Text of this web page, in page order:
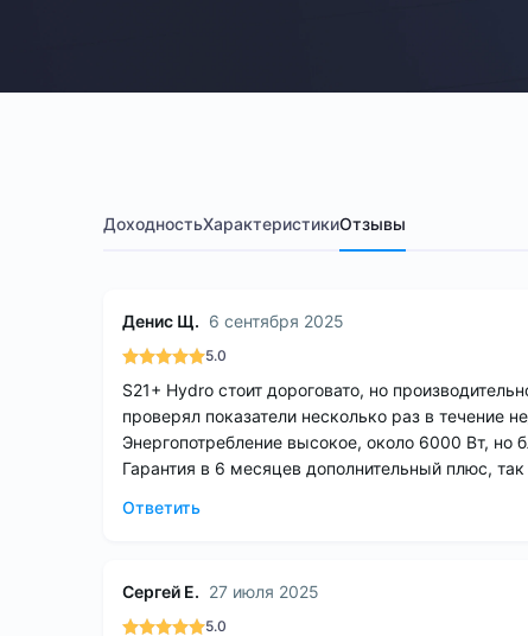
ДоходностьХарактеристикиОтзывы
Денис Щ. 6 сентября 2025
5.0
S21+ Hydro стоит дороговато, но
проверял показатели несколько раз в течение
Энергопотребление высокое, около 6000 Вт, но
Гарантия в 6 месяцев дополнительный плюс,
Ответить
Сергей Е. 27 июля 2025
5.0